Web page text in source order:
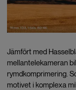
Jämfört med
mellantelekameran
rymdkomprimering.
motivet i komplexa